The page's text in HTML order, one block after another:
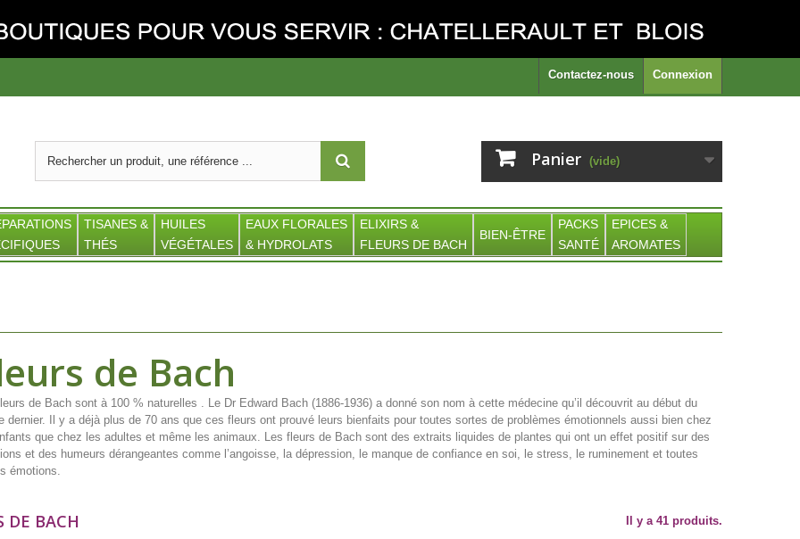
Connexion
Contactez-nous
Panier (vide)
TISANES &
THÉS
HUILES
VÉGÉTALES
EAUX FLORALES
& HYDROLATS
ELIXIRS &
FLEURS DE BACH
BIEN-ÊTRE
PACKS
SANTÉ
EPICES &
AROMATES
de Bach
de Bach sont à 100 % naturelles . Le Dr Edward Bach (1886-1936) a donné son nom à cette médecine qu’il découvrit au début du
dernier. Il y a déjà plus de 70 ans que ces fleurs ont prouvé leurs bienfaits pour toutes sortes de problèmes émotionnels aussi bien chez
que chez les adultes et même les animaux. Les fleurs de Bach sont des extraits liquides de plantes qui ont un effet positif sur des
et des humeurs dérangeantes comme l’angoisse, la dépression, le manque de confiance en soi, le stress, le ruminement et toutes
émotions.
DE BACH Il y a 41 produits.